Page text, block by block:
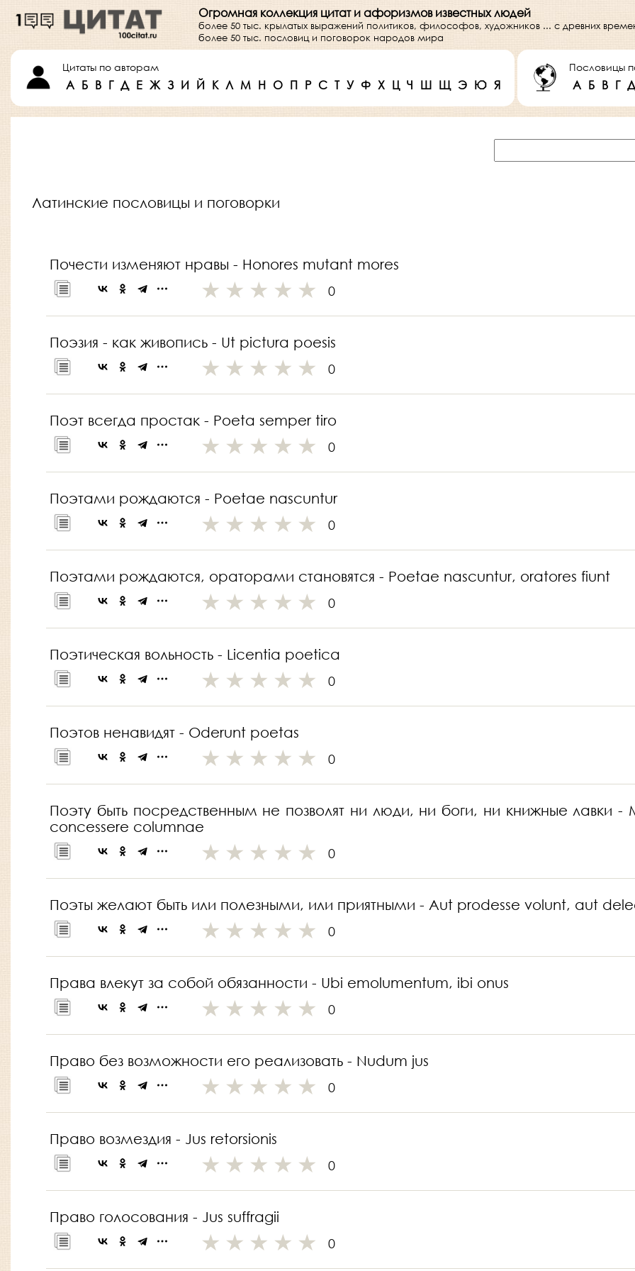
Огромная коллекция цитат и афоризмов известных людей
более 50 тыс. крылатых выражений политиков, философов, художников ... с древних
более 50 тыс. пословиц и поговорок народов мира
Цитаты по авторам
А Б В Г Д Е Ж З И Й К Л М Н О П Р С Т У Ф Х Ц Ч Ш Щ Э Ю Я
Пословицы
А Б В Г Д
Латинские пословицы и поговорки
Почести изменяют нравы - Honores mutant mores
0
Поэзия - как живопись - Ut pictura poesis
0
Поэт всегда простак - Poeta semper tiro
0
Поэтами рождаются - Poetae nascuntur
0
Поэтами рождаются, ораторами становятся - Poetae nascuntur, oratores fiunt
0
Поэтическая вольность - Licentia poetica
0
Поэтов ненавидят - Oderunt poetas
0
Поэту быть посредственным не позволят ни люди, ни боги, ни книжные лавки
concessere columnae
0
Поэты желают быть или полезными, или приятными - Aut prodesse volunt, aut
0
Права влекут за собой обязанности - Ubi emolumentum, ibi onus
0
Право без возможности его реализовать - Nudum jus
0
Право возмездия - Jus retorsionis
0
Право голосования - Jus suffragii
0